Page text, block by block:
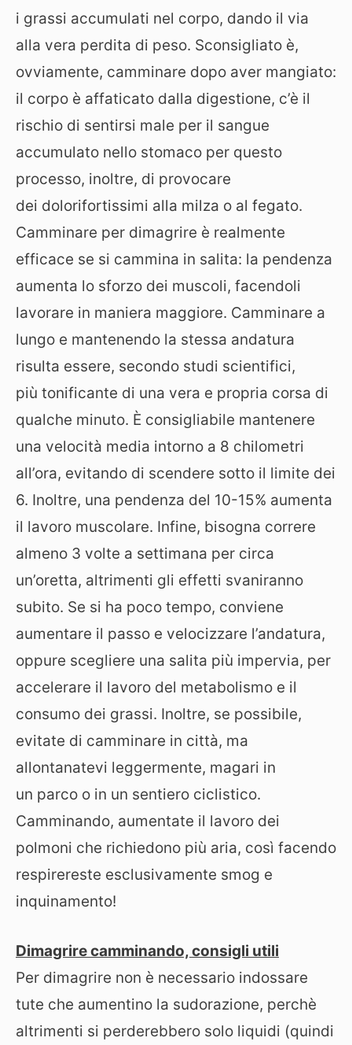
i grassi accumulati nel corpo, dando il via
alla vera perdita di peso. Sconsigliato è,
ovviamente, camminare dopo aver mangiato:
il corpo è affaticato dalla digestione, c’è il
rischio di sentirsi male per il sangue
accumulato nello stomaco per questo
processo, inoltre, di provocare
dei dolorifortissimi alla milza o al fegato.
Camminare per dimagrire è realmente
efficace se si cammina in salita: la pendenza
aumenta lo sforzo dei muscoli, facendoli
lavorare in maniera maggiore. Camminare a
lungo e mantenendo la stessa andatura
risulta essere, secondo studi scientifici,
più tonificante di una vera e propria corsa di
qualche minuto. È consigliabile mantenere
una velocità media intorno a 8 chilometri
all’ora, evitando di scendere sotto il limite dei
6. Inoltre, una pendenza del 10-15% aumenta
il lavoro muscolare. Infine, bisogna correre
almeno 3 volte a settimana per circa
un’oretta, altrimenti gli effetti svaniranno
subito. Se si ha poco tempo, conviene
aumentare il passo e velocizzare l’andatura,
oppure scegliere una salita più impervia, per
accelerare il lavoro del metabolismo e il
consumo dei grassi. Inoltre, se possibile,
evitate di camminare in città, ma
allontanatevi leggermente, magari in
un parco o in un sentiero ciclistico.
Camminando, aumentate il lavoro dei
polmoni che richiedono più aria, così facendo
respirereste esclusivamente smog e
inquinamento!
Dimagrire camminando, consigli utili
Per dimagrire non è necessario indossare
tute che aumentino la sudorazione, perchè
altrimenti si perderebbero solo liquidi (quindi